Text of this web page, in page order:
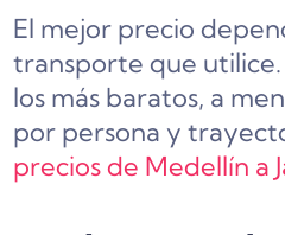
El mejor precio
transporte que utilice.
los más baratos, a
por persona y
precios de Medellín a